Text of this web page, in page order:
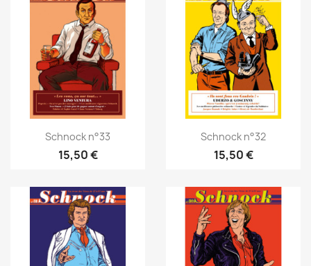
Schnock n°33
15,50 €
Schnock n°32
15,50 €